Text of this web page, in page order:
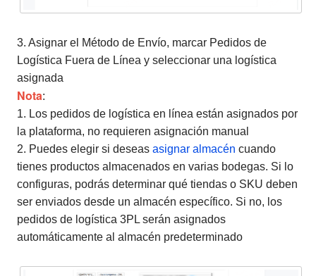
3. Asignar el Método de Envío, marcar Pedidos de
Logística Fuera de Línea y seleccionar una logística
asignada
Nota:
1. Los pedidos de logística en línea están asignados por
la plataforma, no requieren asignación manual
2. Puedes elegir si deseas asignar almacén cuando
tienes productos almacenados en varias bodegas. Si lo
configuras, podrás determinar qué tiendas o SKU deben
ser enviados desde un almacén específico. Si no, los
pedidos de logística 3PL serán asignados
automáticamente al almacén predeterminado